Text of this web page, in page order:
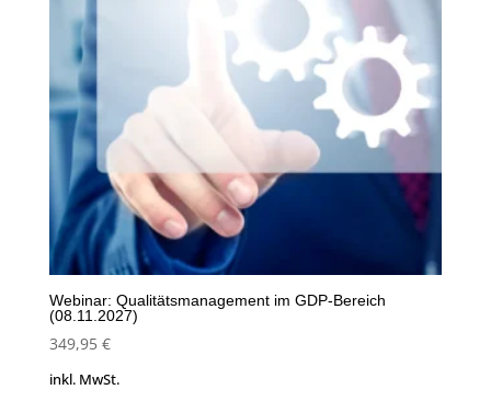
Webinar: Qualitätsmanagement im GDP-Bereich
(08.11.2027)
349,95 €
inkl. MwSt.